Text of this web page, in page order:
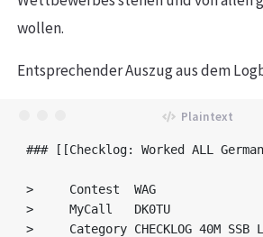
wollen.
Entsprechender Auszug aus dem
### [[Checklog: Worked ALL
>     Contest  WAG
>     MyCall   DK0TU
>     Category CHECKLOG 40M SSB